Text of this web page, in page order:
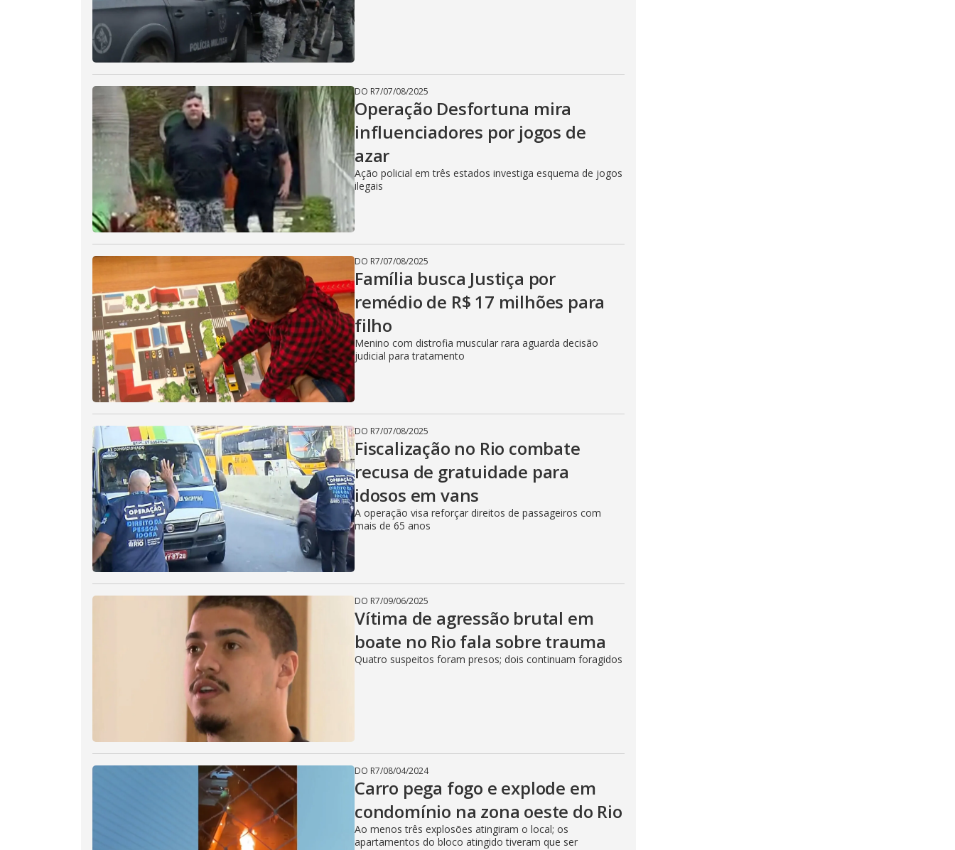
DO R7/07/08/2025
Operação Desfortuna mira
influenciadores por jogos de
azar
Ação policial em três estados investiga esquema de jogos
ilegais
DO R7/07/08/2025
Família busca Justiça por
remédio de R$ 17 milhões para
filho
Menino com distrofia muscular rara aguarda decisão
judicial para tratamento
DO R7/07/08/2025
Fiscalização no Rio combate
recusa de gratuidade para
idosos em vans
A operação visa reforçar direitos de passageiros com
mais de 65 anos
DO R7/09/06/2025
Vítima de agressão brutal em
boate no Rio fala sobre trauma
Quatro suspeitos foram presos; dois continuam foragidos
DO R7/08/04/2024
Carro pega fogo e explode em
condomínio na zona oeste do Rio
Ao menos três explosões atingiram o local; os
apartamentos do bloco atingido tiveram que ser